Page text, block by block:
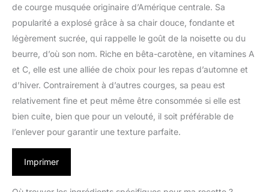
de courge musquée originaire d’Amérique centrale. Sa
popularité a explosé grâce à sa chair douce, fondante et
légèrement sucrée, qui rappelle le goût de la noisette ou du
beurre, d’où son nom. Riche en bêta-carotène, en vitamines A
et C, elle est une alliée de choix pour les repas d’automne et
d’hiver. Contrairement à d’autres courges, sa peau est
relativement fine et peut même être consommée si elle est
bien cuite, bien que pour un velouté, il soit préférable de
l’enlever pour garantir une texture parfaite.
Imprimer